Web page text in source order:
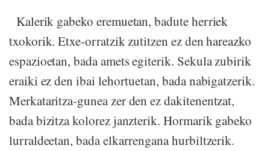
Kalerik gabeko eremuetan, badute herriek
txokorik. Etxe-orratzik zutitzen ez den hareazko
espazioetan, bada amets egiterik. Sekula zubirik
eraiki ez den ibai lehortuetan, bada nabigatzerik.
Merkataritza-gunea zer den ez dakitenentzat,
bada bizitza kolorez janzterik. Hormarik gabeko
lurraldeetan, bada elkarrengana hurbiltzerik.